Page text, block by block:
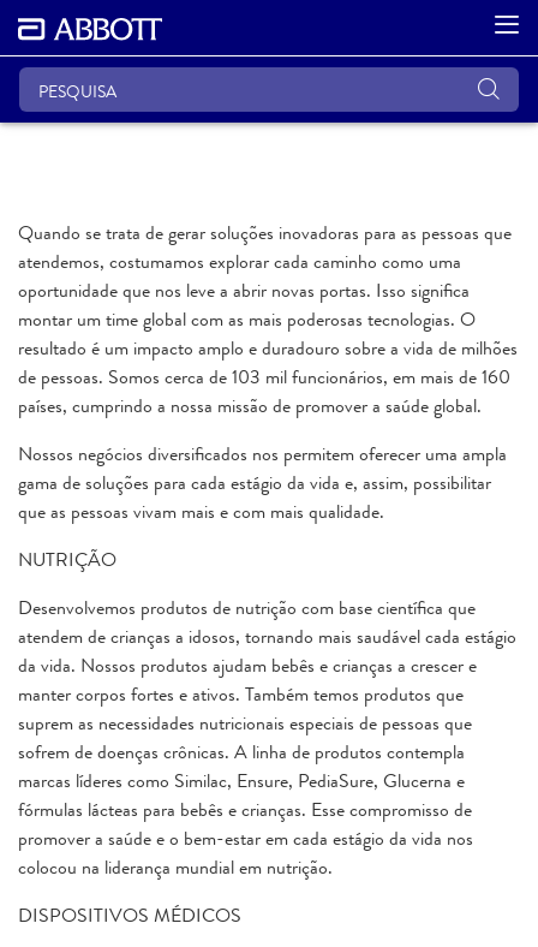
Quando se trata de gerar soluções inovadoras para as pessoas que
atendemos, costumamos explorar cada caminho como uma
oportunidade que nos leve a abrir novas portas. Isso significa
montar um time global com as mais poderosas tecnologias. O
resultado é um impacto amplo e duradouro sobre a vida de milhões
de pessoas. Somos cerca de 103 mil funcionários, em mais de 160
países, cumprindo a nossa missão de promover a saúde global.
Nossos negócios diversificados nos permitem oferecer uma ampla
gama de soluções para cada estágio da vida e, assim, possibilitar
que as pessoas vivam mais e com mais qualidade.
NUTRIÇÃO
Desenvolvemos produtos de nutrição com base científica que
atendem de crianças a idosos, tornando mais saudável cada estágio
da vida. Nossos produtos ajudam bebês e crianças a crescer e
manter corpos fortes e ativos. Também temos produtos que
suprem as necessidades nutricionais especiais de pessoas que
sofrem de doenças crônicas. A linha de produtos contempla
marcas líderes como Similac, Ensure, PediaSure, Glucerna e
fórmulas lácteas para bebês e crianças. Esse compromisso de
promover a saúde e o bem-estar em cada estágio da vida nos
colocou na liderança mundial em nutrição.
DISPOSITIVOS MÉDICOS